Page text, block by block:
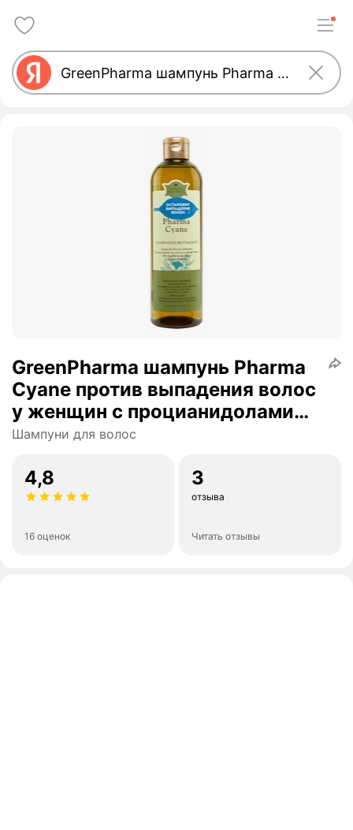
GreenPharma шампунь Pharma
Cyane против выпадения волос
у женщин с процианидолами
винограда и гинкго билоба, 500
Шампуни для волос
4,8
16 оценок
3
отзыва
Читать отзывы